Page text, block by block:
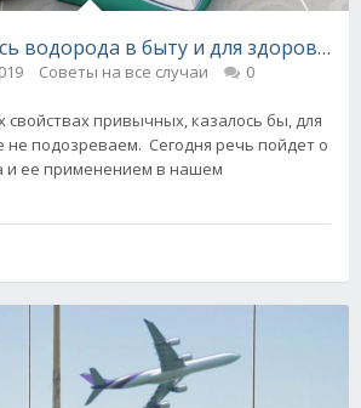
водорода в быту и для здоровья
Советы на все случаи 0
свойствах привычных, казалось бы, для
подозреваем. Сегодня речь пойдет о
и ее применением в нашем